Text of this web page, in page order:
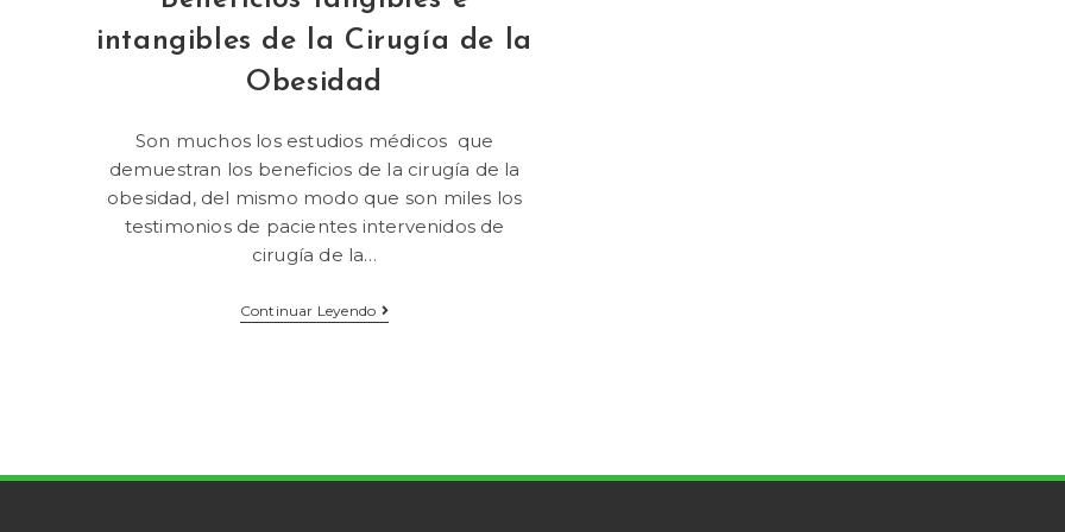
intangibles de la Cirugía de la
Obesidad
Son muchos los estudios médicos que
demuestran los beneficios de la cirugía de la
obesidad, del mismo modo que son miles los
testimonios de pacientes intervenidos de
cirugía de la…
Continuar Leyendo